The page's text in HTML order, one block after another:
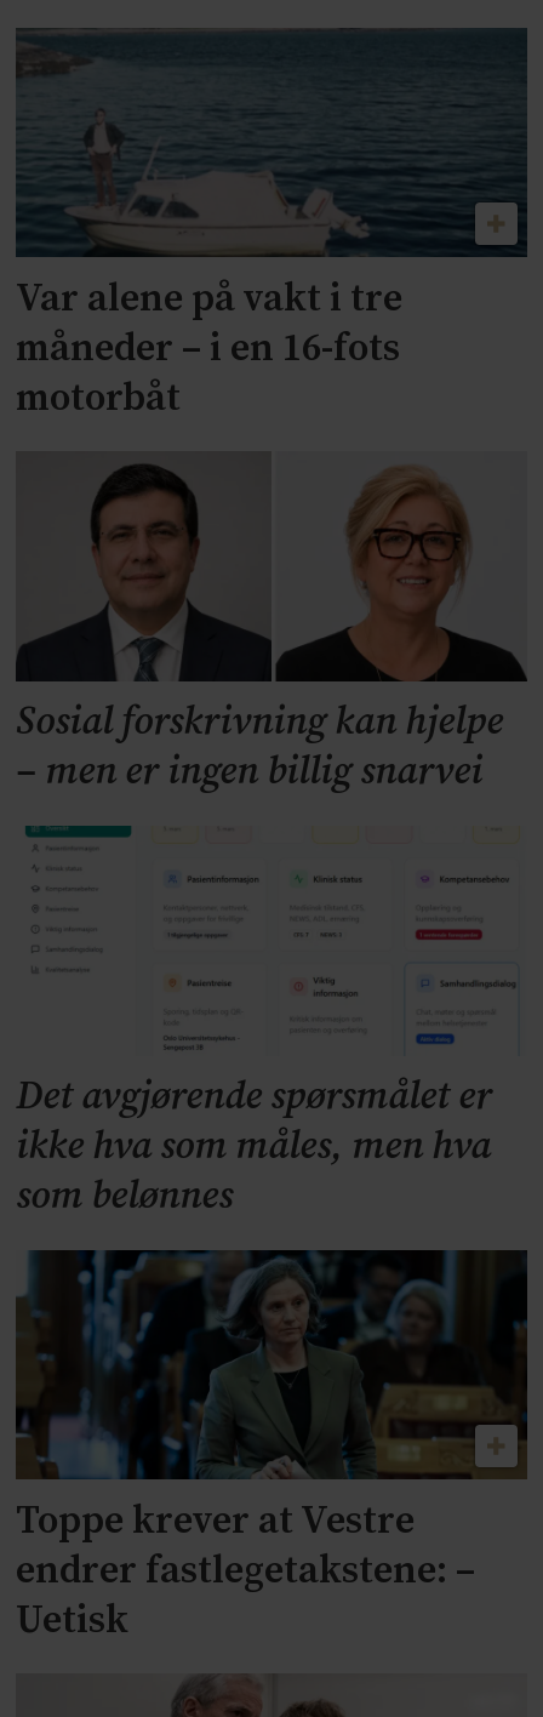
Var alene på vakt i tre
måneder – i en 16-fots
motorbåt
Sosial forskrivning kan hjelpe
– men er ingen billig snarvei
Det avgjørende spørsmålet er
ikke hva som måles, men hva
som belønnes
Toppe krever at Vestre
endrer fastlegetakstene: –
Uetisk